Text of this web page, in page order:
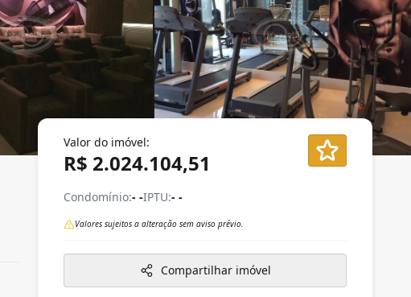
Valor do imóvel:
R$ 2.024.104,51
Condomínio:- -IPTU:- -
Valores sujeitos a alteração sem aviso prévio.
Compartilhar imóvel